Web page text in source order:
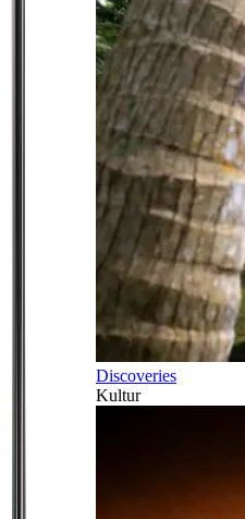
Discoveries
Kultur